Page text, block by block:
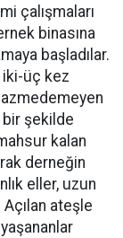
çalışmaları
binasına
başladılar.
iki-üç kez
bir şekilde
kalan
derneğin
eller, uzun
ateşle